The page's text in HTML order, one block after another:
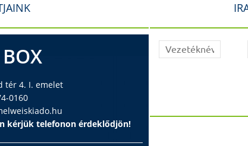
BOX
tér 4. I. emelet
0160
kérjük telefonon érdeklődjön!